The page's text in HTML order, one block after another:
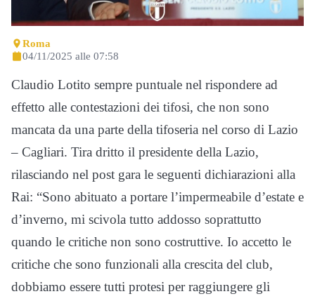
Roma
04/11/2025 alle 07:58
Claudio Lotito sempre puntuale nel rispondere ad
effetto alle contestazioni dei tifosi, che non sono
mancata da una parte della tifoseria nel corso di Lazio
– Cagliari. Tira dritto il presidente della Lazio,
rilasciando nel post gara le seguenti dichiarazioni alla
Rai: “Sono abituato a portare l’impermeabile d’estate e
d’inverno, mi scivola tutto addosso soprattutto
quando le critiche non sono costruttive. Io accetto le
critiche che sono funzionali alla crescita del club,
dobbiamo essere tutti protesi per raggiungere gli